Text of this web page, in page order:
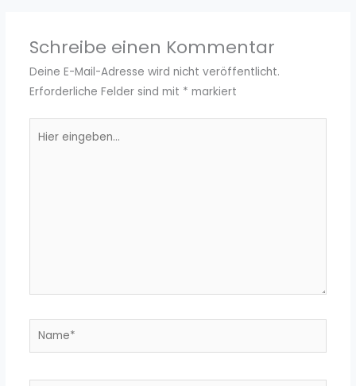
Schreibe einen Kommentar
Deine E-Mail-Adresse wird nicht veröffentlicht.
Erforderliche Felder sind mit * markiert
eingeben…
Name*